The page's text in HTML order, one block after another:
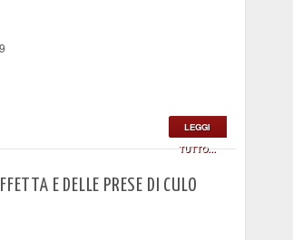
LEGGI
TUTTO...
E DELLE PRESE DI CULO